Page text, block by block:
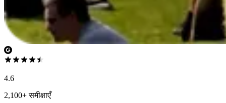
4.6
2,100+ समीक्षाएँ